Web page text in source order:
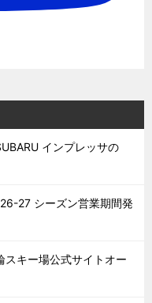
インプレッサの
27 シーズン営業期間発
スキー場公式サイトオー